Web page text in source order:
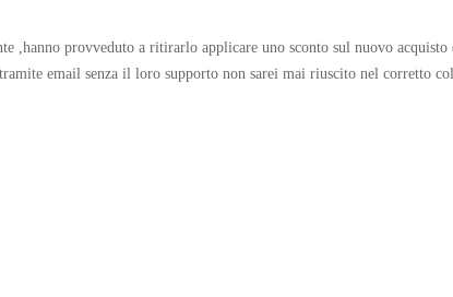
,hanno provveduto a ritirarlo applicare uno sconto sul nuovo
email senza il loro supporto non sarei mai riuscito nel corretto